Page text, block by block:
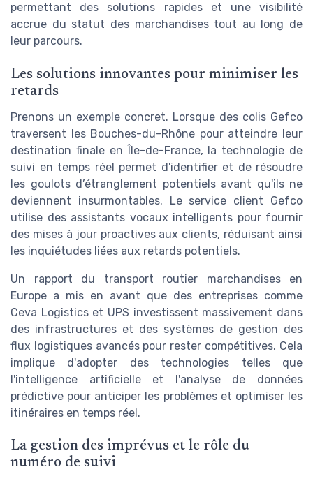
permettant des solutions rapides et une visibilité
accrue du statut des marchandises tout au long de
leur parcours.
Les solutions innovantes pour minimiser les
retards
Prenons un exemple concret. Lorsque des colis Gefco
traversent les Bouches-du-Rhône pour atteindre leur
destination finale en Île-de-France, la technologie de
suivi en temps réel permet d'identifier et de résoudre
les goulots d’étranglement potentiels avant qu'ils ne
deviennent insurmontables. Le service client Gefco
utilise des assistants vocaux intelligents pour fournir
des mises à jour proactives aux clients, réduisant ainsi
les inquiétudes liées aux retards potentiels.
Un rapport du transport routier marchandises en
Europe a mis en avant que des entreprises comme
Ceva Logistics et UPS investissent massivement dans
des infrastructures et des systèmes de gestion des
flux logistiques avancés pour rester compétitives. Cela
implique d'adopter des technologies telles que
l'intelligence artificielle et l'analyse de données
prédictive pour anticiper les problèmes et optimiser les
itinéraires en temps réel.
La gestion des imprévus et le rôle du
numéro de suivi